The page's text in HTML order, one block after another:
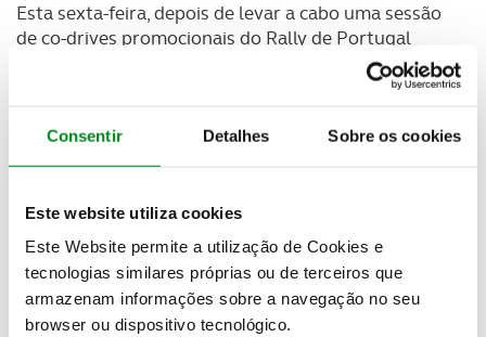
Consentir Detalhes Sobre os cookies
Este website utiliza cookies
Este Website permite a utilização de Cookies e
tecnologias similares próprias ou de terceiros que
armazenam informações sobre a navegação no seu
browser ou dispositivo tecnológico.
Esta sexta-feira, depois de levar a cabo uma sessão
de co-drives promocionais do Rally de Portugal
Histórico, evento inserido no Estoril Classics Week,
atravessou alguns metros do pit lane do
Autódromo do Estoril eentrou no Audi Quattro que
vai ser pilotado por outro antigo Campeão do
Autódromo, Stig Blomqvist.
No final, a reação de Miki Biasion não podia ter sido
outra: “Tem uma potência incrível, mas ao mesmo
tempo é muito fácil de conduzir,” começou por